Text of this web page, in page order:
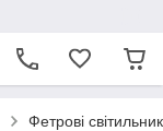
Фетрові